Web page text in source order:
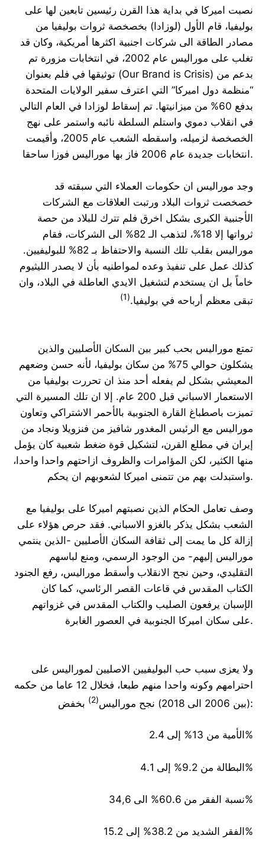
نصبت اميركا في بداية هذا القرن رئيسين تابعين لها على
بوليفيا، قام الأول (لوزادا) بخصخصة ثروات بوليفيا من
مصادر الطاقة الى شركات اجنبية اكثرها أمريكية، وكان قد
تغلب على موراليس عام 2002، في انتخابات مزورة تم
توثيقها في فلم بعنوان (Our Brand is Crisis) بدعم من
“منظمة دول اميركا” التي اعترف سفير الولايات المتحدة
بدفع 60% من ميزانيتها. تم إسقاط لوزادا في العام التالي
في انقلاب دموي واستلم السلطة نائبه واستمر على نهج
الخصخصة لزميله، واسقطه الشعب عام 2005، وأقيمت
انتخابات جديدة عام 2006 فاز بها موراليس فوزا ساحقا.
وجد موراليس ان حكومات العملاء التي سبقته قد
خصخصت ثروات البلاد ورتبت العلاقات مع الشركات
الأجنبية الكبرى بشكل اخرق فلم تترك للبلاد من حصة
ثرواتها إلا 18%، لتذهب الـ 82% الى الشركات، فقام
موراليس بقلب تلك النسبة والاحتفاظ بـ 82% للبوليفيين.
كذلك عمل على تنفيذ وعده لمواطنيه بأن لا يصدر الليثيوم
خاماً بل ان يستخدم لتشغيل الايدي العاطلة في البلاد، وان
تبقى معظم أرباحه في بوليفيا.(1)
تمتع موراليس بحب كبير بين السكان الأصليين والذين
يشكلون حوالي 75% من سكان بوليفيا، لأنه حسن وضعهم
المعيشي بشكل لم يفعله أحد منذ ان تحررت بوليفيا من
الاستعمار الاسباني قبل 200 عام. إلا ان تلك المسيرة التي
تميزت باصطباغ القارة الجنوبية بالأحمر الاشتراكي وتعاون
موراليس مع الرئيس المغدور شافيز من فنزويلا ونجاد من
إيران في مطلع القرن، لتشكيل قوة ضغط شعبية كان يؤمل
منها الكثير، لكن المؤامرات والظروف ازاحتهم واحدا واحدا،
واستبدلت بهم من تتمنى اميركا لشعوبهم ان يحكم.
وصف تعامل الحكام الذين نصبتهم اميركا على بوليفيا مع
الشعب بشكل يذكر بالغزو الاسباني. فقد حرص هؤلاء على
إزالة كل ما يمت إلى ثقافة السكان الأصليين -الذين ينتمي
موراليس إليهم- من الوجود الرسمي، ومنع لباسهم
التقليدي، وحين نجح الانقلاب وأسقط موراليس، رفع الجنود
الكتاب المقدس في قاعات القصر الرئاسي، كما كان
الإسبان يرفعون الصليب والكتاب المقدس في غزواتهم
على سكان اميركا الجنوبية في العصور الغابرة.
ولا يعزى سبب حب البوليفيين الاصليين لموراليس على
احترامهم وكونه واحدا منهم طبعا، فخلال 12 عاما من حكمه
(بين 2006 الى 2018) نجح موراليس
(2) بخفض:
الأمية من 13% إلى 2.4%
البطالة من 9.2% إلى 4.1%
نسبة الفقر من 60.6% الى 34,6%
الفقر الشديد من 38.2% إلى 15.2%